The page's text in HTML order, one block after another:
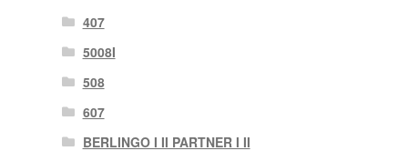
407
5008I
508
607
BERLINGO I II PARTNER I II